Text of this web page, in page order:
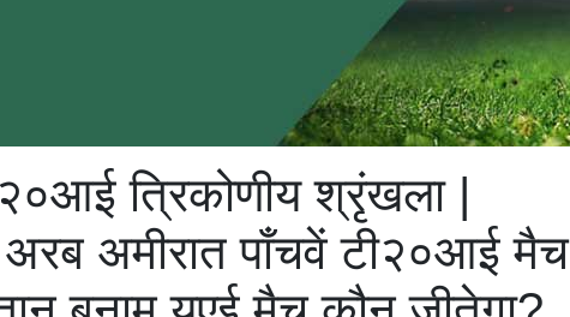
त्रिकोणीय श्रृंखला |
अमीरात पाँचवें टी२०आई मैच